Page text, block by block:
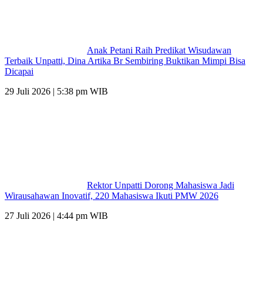
Anak Petani Raih Predikat Wisudawan
Terbaik Unpatti, Dina Artika Br Sembiring Buktikan Mimpi Bisa
Dicapai
29 Juli 2026 | 5:38 pm WIB
Rektor Unpatti Dorong Mahasiswa Jadi
Wirausahawan Inovatif, 220 Mahasiswa Ikuti PMW 2026
27 Juli 2026 | 4:44 pm WIB